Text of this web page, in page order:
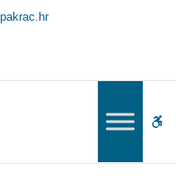
teniska terena - Grad